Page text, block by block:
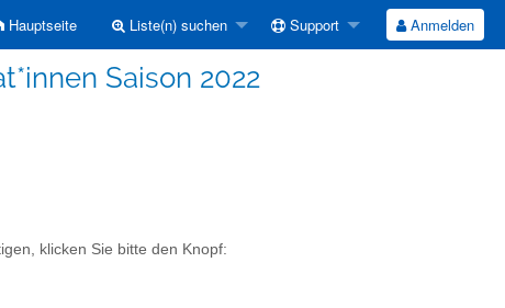
Hauptseite Liste(n) suchen Support Anmelden
Saison 2022
klicken Sie bitte den Knopf: